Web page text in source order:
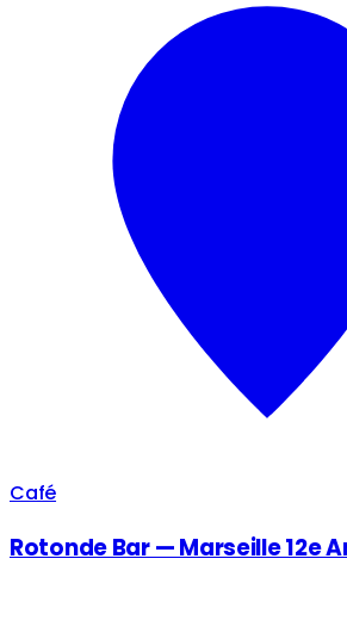
Café
Rotonde Bar — Marseille 12e